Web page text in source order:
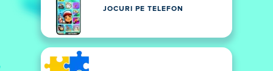
JOCURI PE TELEFON